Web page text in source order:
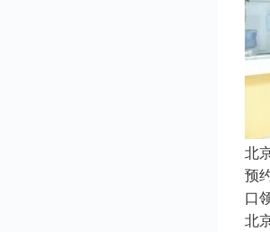
北
预
口
北